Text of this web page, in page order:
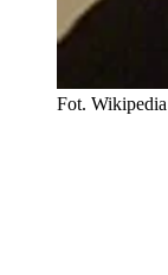
Fot. Wikipedia